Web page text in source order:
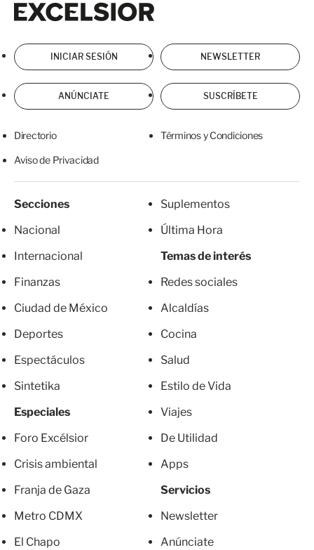
INICIAR SESIÓN NEWSLETTER
ANÚNCIATE SUSCRÍBETE
Directorio Términos y Condiciones
Aviso de Privacidad
Secciones
Nacional
Internacional
Finanzas
Ciudad de México
Deportes
Espectáculos
Sintetika
Especiales
Foro Excélsior
Crisis ambiental
Franja de Gaza
Metro CDMX
El Chapo
Suplementos
Última Hora
Temas de interés
Redes sociales
Alcaldías
Cocina
Salud
Estilo de Vida
Viajes
De Utilidad
Apps
Servicios
Newsletter
Anúnciate